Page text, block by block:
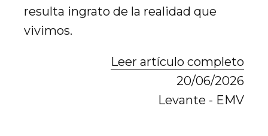
resulta ingrato de la realidad que
vivimos.
Leer artículo completo
20/06/2026
Levante - EMV